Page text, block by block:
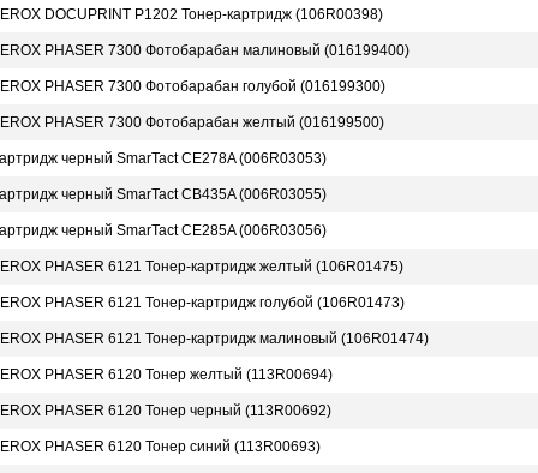
DOCUPRINT P1202 Тонер-картридж (106R00398)
PHASER 7300 Фотобарабан малиновый (016199400)
PHASER 7300 Фотобарабан голубой (016199300)
PHASER 7300 Фотобарабан желтый (016199500)
черный SmarTact CE278A (006R03053)
черный SmarTact CB435A (006R03055)
черный SmarTact CE285A (006R03056)
PHASER 6121 Тонер-картридж желтый (106R01475)
PHASER 6121 Тонер-картридж голубой (106R01473)
PHASER 6121 Тонер-картридж малиновый (106R01474)
PHASER 6120 Тонер желтый (113R00694)
PHASER 6120 Тонер черный (113R00692)
PHASER 6120 Тонер синий (113R00693)